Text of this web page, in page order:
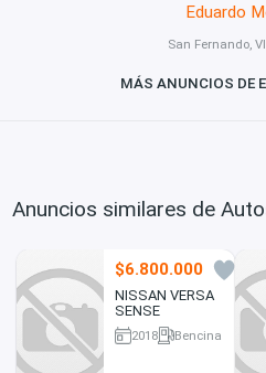
Eduardo
San Fernando,
MÁS ANUNCIOS DE
Anuncios similares de
$6.800.000
NISSAN VERSA
SENSE
2018
Bencina